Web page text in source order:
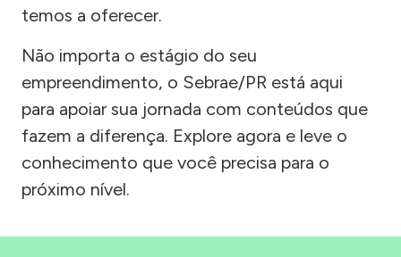
temos a oferecer.
Não importa o estágio do seu
empreendimento, o Sebrae/PR está aqui
para apoiar sua jornada com conteúdos que
fazem a diferença. Explore agora e leve o
conhecimento que você precisa para o
próximo nível.